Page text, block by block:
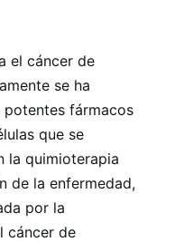
el cáncer de
se ha
potentes fármacos
que se
la quimioterapia
de la enfermedad,
por la
cáncer de